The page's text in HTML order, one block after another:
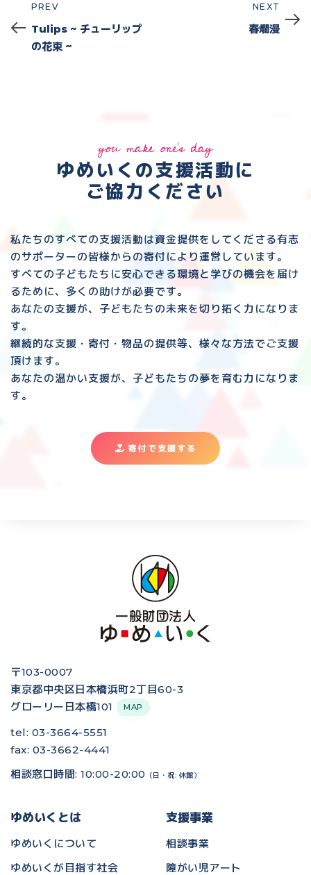
Prev
PREV
Tulips ~ チューリップ
の花束 ~
Next
NEXT
春爛漫
you make one's day
ゆめいくの支援活動に
ご協力ください
私たちのすべての支援活動は資金提供をしてくださる有志
のサポーターの皆様からの寄付により運営しています。
すべての子どもたちに安心できる環境と 学びの機会を届け
るために、多くの助けが必要です。
あなたの支援が、子どもたちの未来を切り拓く力になりま
す。
継続的な支援・寄付・物品の提供等、様々な方法でご支援
頂けます。
あなたの温かい支援が、子どもたちの夢を育む力になりま
す。
寄付で支援する
〒103-0007
東京都中央区日本橋浜町2丁目60-3
グローリー日本橋101
MAP
tel: 03-3664-5551
fax: 03-3662-4441
相談窓口時間: 10:00-20:00
（日・祝: 休館）
ゆめいくとは
ゆめいくについて
ゆめいくが目指す社会
支援事業
相談事業
障がい児アート